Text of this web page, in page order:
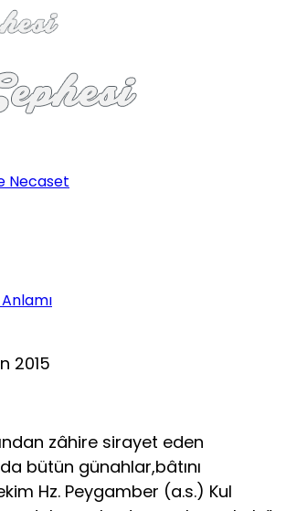
Necaset
2015
zâhire sirayet eden
bütün günahlar,bâtını
Hz. Peygamber (a.s.) Kul